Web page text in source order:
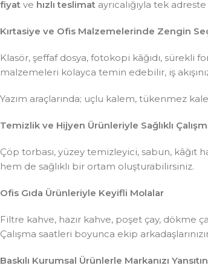
fiyat ve hızlı teslimat ayrıcalığıyla tek
Kırtasiye ve Ofis Malzemelerinde Zengin
Klasör, şeffaf dosya, fotokopi kâğıdı,
malzemeleri kolayca temin edebilir, iş
Yazım araçlarında; uçlu kalem, tükenmez
Temizlik ve Hijyen Ürünleriyle Sağlıklı
Çöp torbası, yüzey temizleyici, sabun,
hem de sağlıklı bir ortam oluşturabilirsiniz.
Ofis Gıda Ürünleriyle Keyifli Molalar
Filtre kahve, hazır kahve, poşet çay, dökme
Çalışma saatleri boyunca ekip
Baskılı Kurumsal Ürünlerle Markanızı Yansıtın